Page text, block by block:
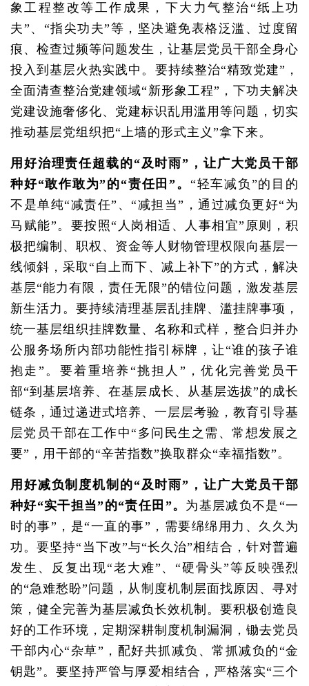
象工程整改等工作成果，下大力气整治“纸上功
夫”、“指尖功夫”等，坚决避免表格泛滥、过度留
痕、检查过频等问题发生，让基层党员干部全身心
投入到基层火热实践中。要持续整治“精致党建”，
全面清查整治党建领域“新形象工程”，下功夫解决
党建设施奢侈化、党建标识乱用滥用等问题，切实
推动基层党组织把“上墙的形式主义”拿下来。
用好治理责任超载的“及时雨”，让广大党员干部
种好“敢作敢为”的“责任田”。 “轻车减负”的目的
不是单纯“减责任”、“减担当”，通过减负更好“为
马赋能”。要按照“人岗相适、人事相宜”原则，积
极把编制、职权、资金等人财物管理权限向基层一
线倾斜，采取“自上而下、减上补下”的方式，解决
基层“能力有限，责任无限”的错位问题，激发基层
新生活力。要持续清理基层乱挂牌、滥挂牌事项，
统一基层组织挂牌数量、名称和式样，整合归并办
公服务场所内部功能性指引标牌，让“谁的孩子谁
抱走”。要着重培养“挑担人”，优化完善党员干
部“到基层培养、在基层成长、从基层选拔”的成长
链条，通过递进式培养、一层层考验，教育引导基
层党员干部在工作中“多问民生之需、常想发展之
要”，用干部的“辛苦指数”换取群众“幸福指数”。
用好减负制度机制的“及时雨”，让广大党员干部
种好“实干担当”的“责任田”。 为基层减负不是“一
时的事”，是“一直的事”，需要绵绵用力、久久为
功。要坚持“当下改”与“长久治”相结合，针对普遍
发生、反复出现“老大难”、“硬骨头”等反映强烈
的“急难愁盼”问题，从制度机制层面找原因、寻对
策，健全完善为基层减负长效机制。要积极创造良
好的工作环境，定期深耕制度机制漏洞，锄去党员
干部内心“杂草”，配好共抓减负、常抓减负的“金
钥匙”。要坚持严管与厚爱相结合，严格落实“三个